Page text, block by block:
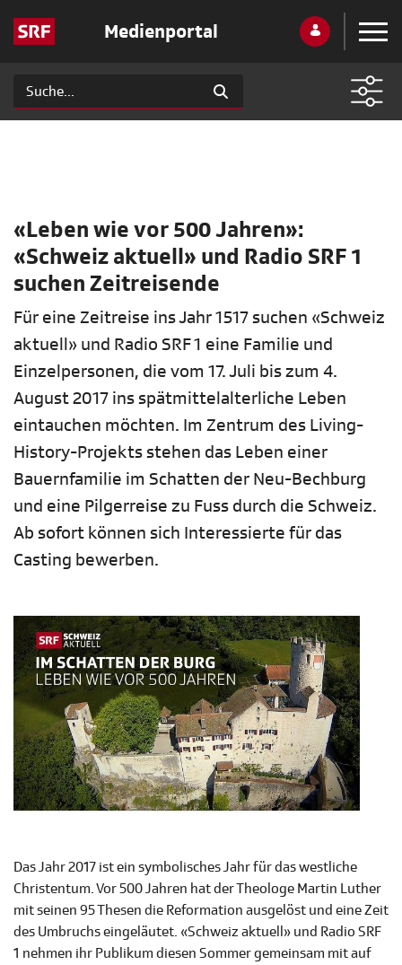
Medienportal
«Leben wie vor 500 Jahren»:
«Schweiz aktuell» und Radio SRF 1
suchen Zeitreisende
Für eine Zeitreise ins Jahr 1517 suchen «Schweiz
aktuell» und Radio SRF 1 eine Familie und
Einzelpersonen, die vom 17. Juli bis zum 4.
August 2017 ins spätmittelalterliche Leben
eintauchen möchten. Im Zentrum des Living-
History-Projekts stehen das Leben einer
Bauernfamilie im Schatten der Neu-Bechburg
und eine Pilgerreise zu Fuss durch die Schweiz.
Ab sofort können sich Interessierte für das
Casting bewerben.
Das Jahr 2017 ist ein symbolisches Jahr für das westliche
Christentum. Vor 500 Jahren hat der Theologe Martin Luther
mit seinen 95 Thesen die Reformation ausgelöst und eine Zeit
des Umbruchs eingeläutet. «Schweiz aktuell» und Radio SRF
1 nehmen ihr Publikum diesen Sommer gemeinsam mit auf